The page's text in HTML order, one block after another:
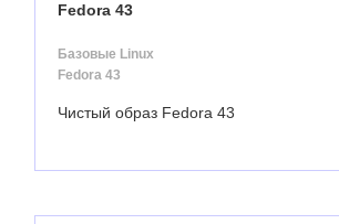
Fedora 43
Базовые Linux
Fedora 43
Чистый образ Fedora 43